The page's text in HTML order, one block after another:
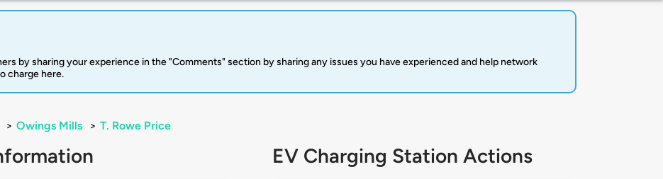
by sharing your experience in the "Comments" section by sharing any issues you have experienced and help network
charge here.
> Owings Mills > T. Rowe Price
EV Charging Station Actions